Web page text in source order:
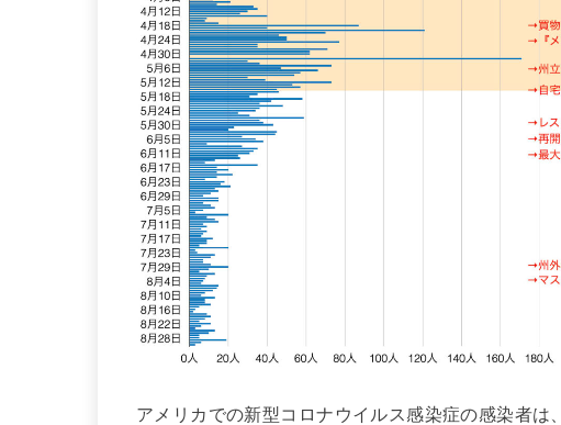
アメリカでの新型コロナウイルス感染症の感染者